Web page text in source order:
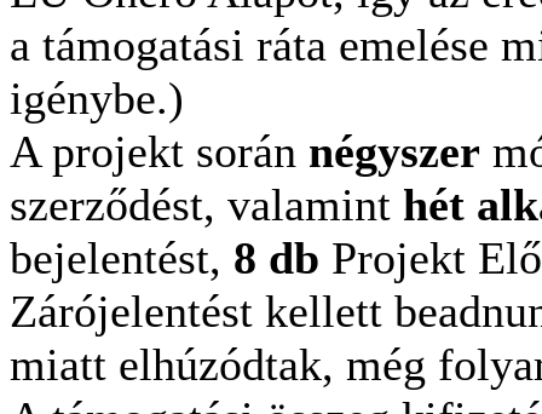
a támogatási ráta emelése
igénybe.)
A projekt során négyszer
szerződést, valamint hét
bejelentést, 8 db Projekt
Zárójelentést kellett
miatt elhúzódtak, még